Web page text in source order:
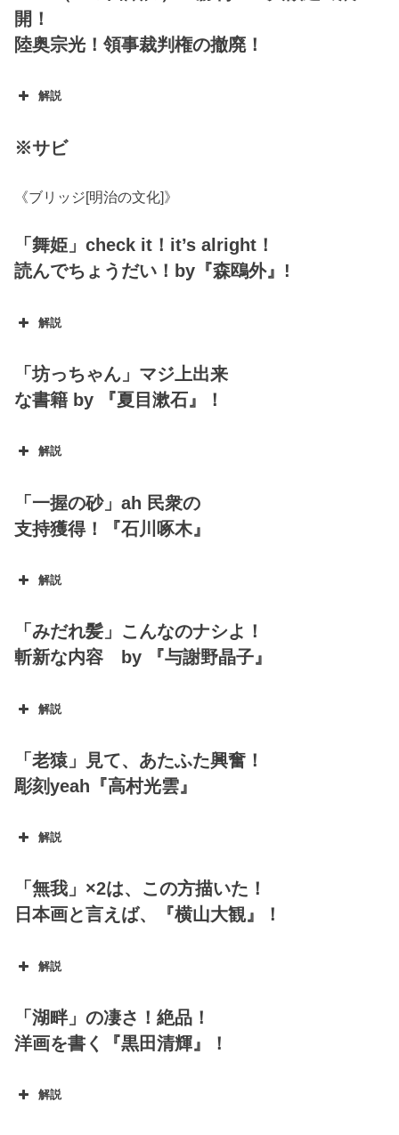
開！
陸奥宗光！領事裁判権の撤廃！
解説
領事裁判権
※サビ
《ブリッジ[明治の文化]》
「舞姫」check it！it’s alright！
読んでちょうだい！by『森鴎外』!
解説
「坊っちゃん」マジ上出来
な書籍 by 『夏目漱石』！
解説
「一握の砂」ah 民衆の
支持獲得！『石川啄木』
解説
「みだれ髪」こんなのナシよ！
斬新な内容 by 『与謝野晶子』
解説
「老猿」見て、あたふた興奮！
彫刻yeah『高村光雲』
解説
「無我」×2は、この方描いた！
日本画と言えば、『横山大観』！
解説
「湖畔」の凄さ！絶品！
洋画を書く『黒田清輝』！
解説